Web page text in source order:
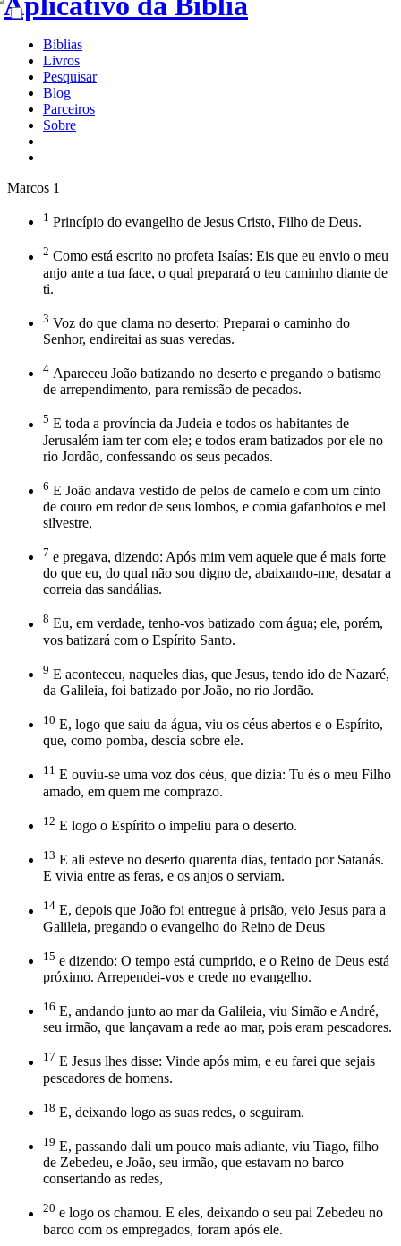
Bíblias
Livros
Pesquisar
Blog
Parceiros
Sobre
Marcos 1
1 Princípio do evangelho de Jesus Cristo, Filho de Deus.
2 Como está escrito no profeta Isaías: Eis que eu envio o meu
anjo ante a tua face, o qual preparará o teu caminho diante de
ti.
3 Voz do que clama no deserto: Preparai o caminho do
Senhor, endireitai as suas veredas.
4 Apareceu João batizando no deserto e pregando o batismo
de arrependimento, para remissão de pecados.
5 E toda a província da Judeia e todos os habitantes de
Jerusalém iam ter com ele; e todos eram batizados por ele no
rio Jordão, confessando os seus pecados.
6 E João andava vestido de pelos de camelo e com um cinto
de couro em redor de seus lombos, e comia gafanhotos e mel
silvestre,
7 e pregava, dizendo: Após mim vem aquele que é mais forte
do que eu, do qual não sou digno de, abaixando-me, desatar a
correia das sandálias.
8 Eu, em verdade, tenho-vos batizado com água; ele, porém,
vos batizará com o Espírito Santo.
9 E aconteceu, naqueles dias, que Jesus, tendo ido de Nazaré,
da Galileia, foi batizado por João, no rio Jordão.
10 E, logo que saiu da água, viu os céus abertos e o Espírito,
que, como pomba, descia sobre ele.
11 E ouviu-se uma voz dos céus, que dizia: Tu és o meu Filho
amado, em quem me comprazo.
12 E logo o Espírito o impeliu para o deserto.
13 E ali esteve no deserto quarenta dias, tentado por Satanás.
E vivia entre as feras, e os anjos o serviam.
14 E, depois que João foi entregue à prisão, veio Jesus para a
Galileia, pregando o evangelho do Reino de Deus
15 e dizendo: O tempo está cumprido, e o Reino de Deus está
próximo. Arrependei-vos e crede no evangelho.
16 E, andando junto ao mar da Galileia, viu Simão e André,
seu irmão, que lançavam a rede ao mar, pois eram pescadores.
17 E Jesus lhes disse: Vinde após mim, e eu farei que sejais
pescadores de homens.
18 E, deixando logo as suas redes, o seguiram.
19 E, passando dali um pouco mais adiante, viu Tiago, filho
de Zebedeu, e João, seu irmão, que estavam no barco
consertando as redes,
20 e logo os chamou. E eles, deixando o seu pai Zebedeu no
barco com os empregados, foram após ele.